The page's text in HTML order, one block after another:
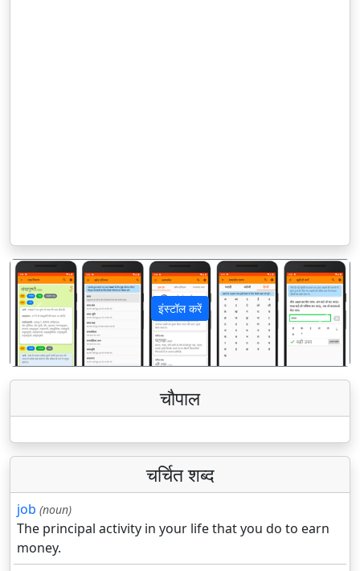
इंस्टॉल करें
पिछला अगला
चौपाल
चर्चित शब्द
job (noun)
The principal activity in your life that you do to earn
money.